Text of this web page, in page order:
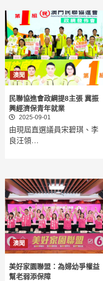
澳聞
民聯協進會政綱提8主張 冀振
興經濟保青年就業
2025-09-01
由現屆直選議員宋碧琪、李
良汪領…
澳聞
美好家園聯盟：為婦幼爭權益
幫老弱添保障